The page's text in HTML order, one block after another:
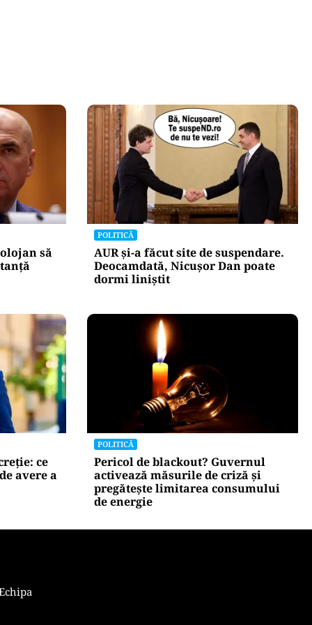
să
POLITICĂ
AUR și-a făcut site de suspendare.
Deocamdată, Nicușor Dan poate